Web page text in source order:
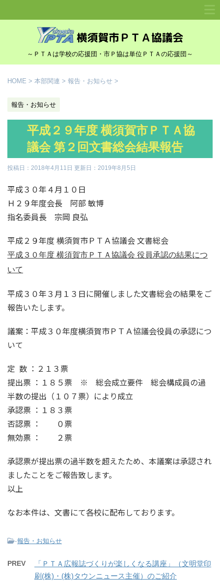
～ＰＴＡは学校の応援団・市Ｐ協は単位ＰＴＡの応援団～
HOME > 本部関連 > 報告・お知らせ >
報告・お知らせ
平成２９年度 横須賀市ＰＴＡ協
議会 第２回文書総会結果報告
投稿日：2018年4月11日 更新日： 2019年8月5日
平成３０年４月１０日
Ｈ２９年度会長 阿部 敏博
指名委員長 宗岡 良弘
平成２９年度 横須賀市ＰＴＡ協議会 文書総会
平成３０年度 横須賀市ＰＴＡ協議会 役員承認の結果につ
いて
平成３０年３月１３日に開催しました文書総会の結果をご
報告いたします。
議案：平成３０年度横須賀市ＰＴＡ協議会役員の承認につ
いて
定 数 ：２１３票
提出票 ：１８５票 ※ 総会成立要件 総会構成員の過
半数の提出（１０７票）により成立
承認票 ：１８３票
否認票 ： ０票
無効票 ： ２票
承認票が提出票の過半数を超えたため、本議案は承認され
ましたことをご報告致します。
以上
なお本件は、文書にて各校に配布しております。
-報告・お知らせ
PREV
「ＰＴＡ広報誌づくりが楽しくなる講座」（文明堂印
刷(株)・(株)タウンニュース主催）のご紹介